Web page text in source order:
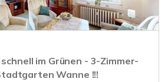
im Grünen - 3-Zimmer-
Wanne !!!